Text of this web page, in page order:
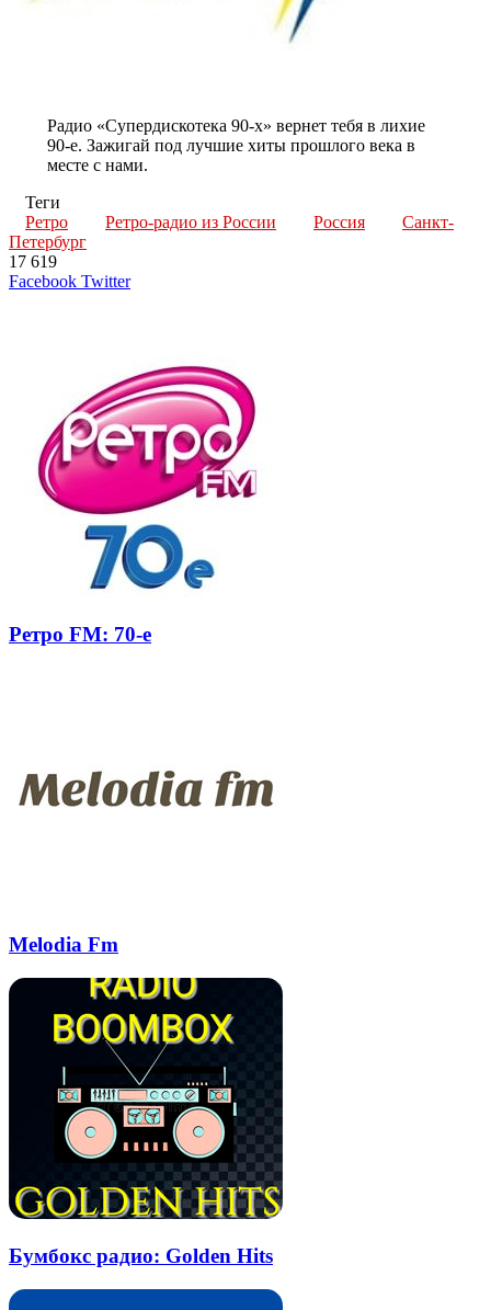
Радио «Супердискотека 90-х» вернет тебя в лихие
90-е. Зажигай под лучшие хиты прошлого века в
месте с нами.
Теги
Ретро
Ретро-радио из России Россия
Санкт-
Петербург
17 619
Facebook TwitterLinkedIn
Tumblr
Reddit
Вконтакте
Одноклассники
Skype
Messenger
Messenger
WhatsApp
Telegram
Viber
Line
Поделиться
Печатать
Ретро FM: 70-е
Melodia Fm
Бумбокс радио: Golden Hits